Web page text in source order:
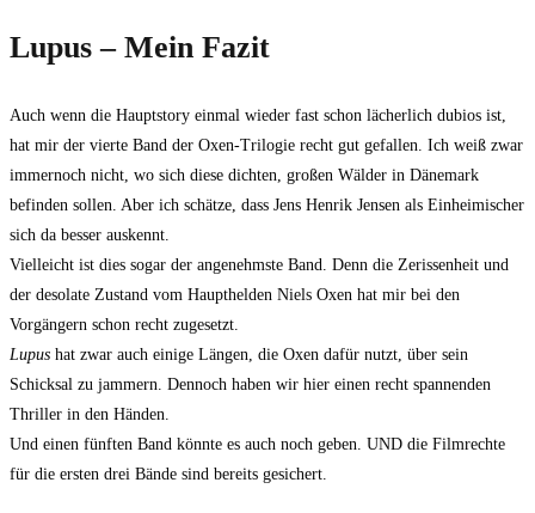
Lupus – Mein Fazit
Auch wenn die Hauptstory einmal wieder fast schon lächerlich dubios ist,
hat mir der vierte Band der Oxen-Trilogie recht gut gefallen. Ich weiß zwar
immernoch nicht, wo sich diese dichten, großen Wälder in Dänemark
befinden sollen. Aber ich schätze, dass Jens Henrik Jensen als Einheimischer
sich da besser auskennt.
Vielleicht ist dies sogar der angenehmste Band. Denn die Zerissenheit und
der desolate Zustand vom Haupthelden Niels Oxen hat mir bei den
Vorgängern schon recht zugesetzt.
Lupus hat zwar auch einige Längen, die Oxen dafür nutzt, über sein
Schicksal zu jammern. Dennoch haben wir hier einen recht spannenden
Thriller in den Händen.
Und einen fünften Band könnte es auch noch geben. UND die Filmrechte
für die ersten drei Bände sind bereits gesichert.